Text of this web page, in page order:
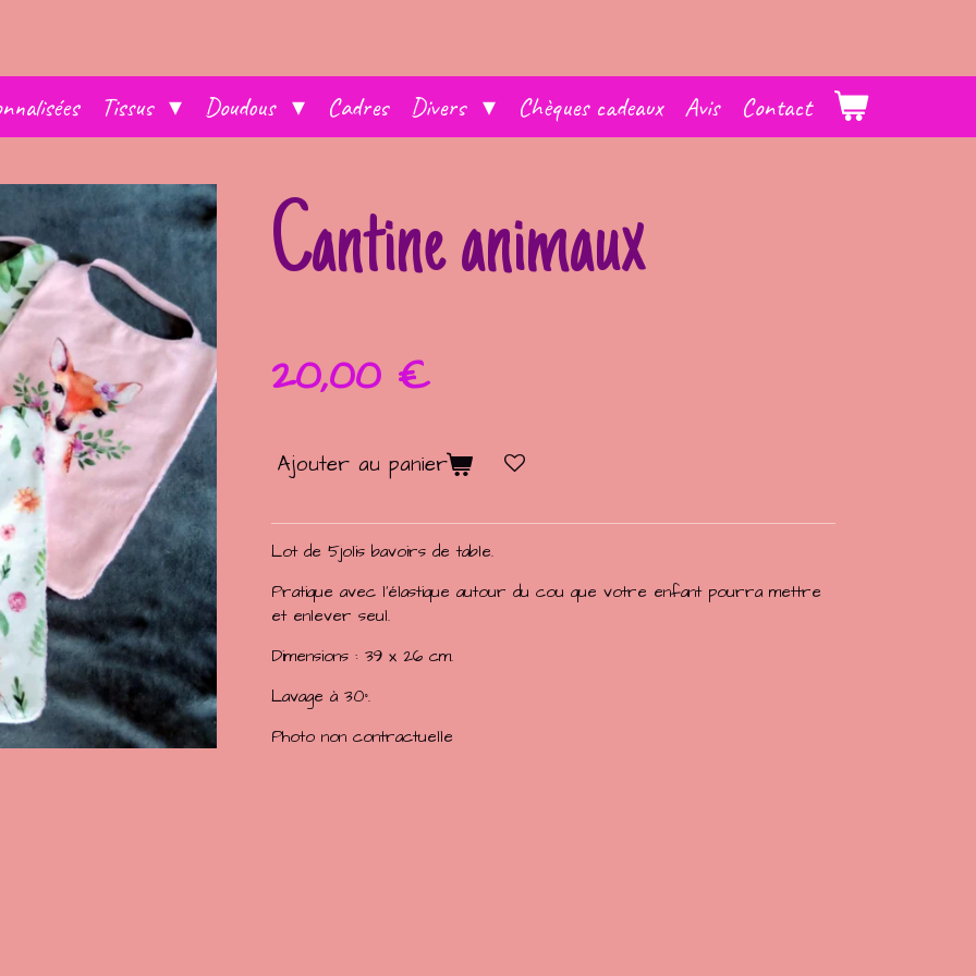
Tissus Doudous Cadres Divers Chèques cadeaux Avis Contact
Cantine animaux
20,00 €
Ajouter au panier
Lot de 5jolis bavoirs de table.
Pratique avec l'élastique autour du cou que votre enfant pourra mettre
et enlever seul.
Dimensions : 39 x 26 cm.
Lavage à 30°.
Photo non contractuelle